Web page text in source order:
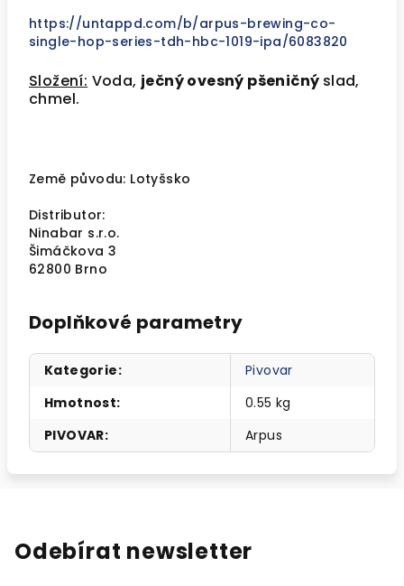
https://untappd.com/b/arpus-brewing-co-
single-hop-series-tdh-hbc-1019-ipa/6083820
Složení: Voda, ječný ovesný pšeničný slad,
chmel.
Země původu: Lotyšsko
Distributor:
Ninabar s.r.o.
Šimáčkova 3
62800 Brno
Doplňkové parametry
Kategorie:
Pivovar
Hmotnost:
0.55 kg
PIVOVAR: Arpus
Odebírat newsletter